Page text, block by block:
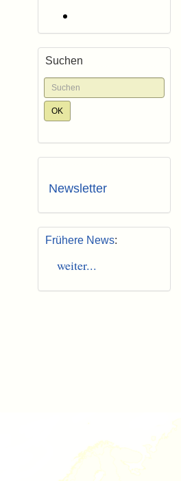
Suchen
Newsletter
Frühere News:
weiter...